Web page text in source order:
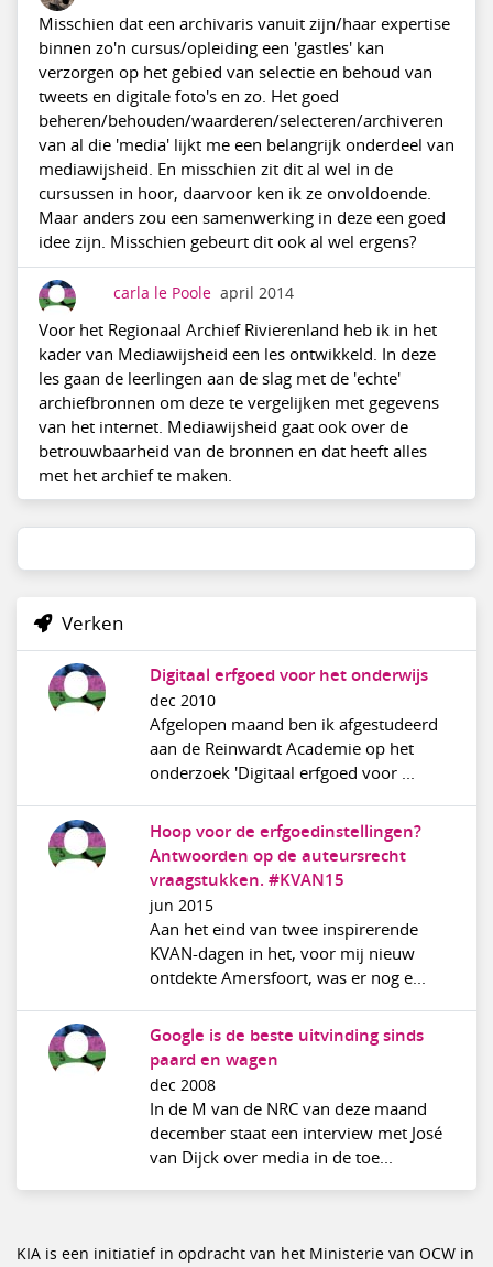
Misschien dat een archivaris vanuit zijn/haar expertise
binnen zo'n cursus/opleiding een 'gastles' kan
verzorgen op het gebied van selectie en behoud van
tweets en digitale foto's en zo. Het goed
beheren/behouden/waarderen/selecteren/archiveren
van al die 'media' lijkt me een belangrijk onderdeel van
mediawijsheid. En misschien zit dit al wel in de
cursussen in hoor, daarvoor ken ik ze onvoldoende.
Maar anders zou een samenwerking in deze een goed
idee zijn. Misschien gebeurt dit ook al wel ergens?
carla le Poole april 2014
Voor het Regionaal Archief Rivierenland heb ik in het
kader van Mediawijsheid een les ontwikkeld. In deze
les gaan de leerlingen aan de slag met de 'echte'
archiefbronnen om deze te vergelijken met gegevens
van het internet. Mediawijsheid gaat ook over de
betrouwbaarheid van de bronnen en dat heeft alles
met het archief te maken.
Verken
Digitaal erfgoed voor het onderwijs
dec 2010
Afgelopen maand ben ik afgestudeerd
aan de Reinwardt Academie op het
onderzoek 'Digitaal erfgoed voor ...
Hoop voor de erfgoedinstellingen?
Antwoorden op de auteursrecht
vraagstukken. #KVAN15
jun 2015
Aan het eind van twee inspirerende
KVAN-dagen in het, voor mij nieuw
ontdekte Amersfoort, was er nog e...
Google is de beste uitvinding sinds
paard en wagen
dec 2008
In de M van de NRC van deze maand
december staat een interview met José
van Dijck over media in de toe...
KIA is een initiatief in opdracht van het Ministerie van OCW in